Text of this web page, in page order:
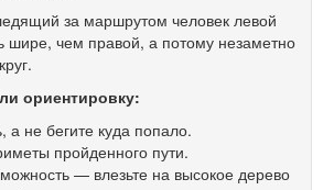
за маршрутом человек левой
шире, чем правой, а потому незаметно
ориентировку:
а не бегите куда попало.
пройденного пути.
— влезьте на высокое дерево